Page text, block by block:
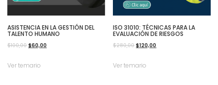
ASISTENCIA EN LA GESTIÓN DEL
TALENTO HUMANO
$100,00 El
original
$60,00
Ver temario
ISO 31010: TÉCNICAS PARA LA
EVALUACIÓN DE RIESGOS
$280,00 El
original
$120,00
Ver temario